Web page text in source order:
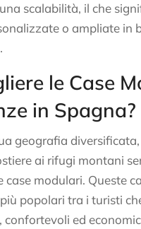
scalabilità, il che
o ampliate in
le Case
in Spagna?
geografia
ai rifugi montani
case modulari. Queste
popolari tra i turisti
ed